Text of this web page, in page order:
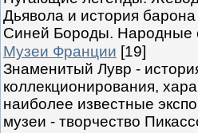
Дьявола и история
Синей Бороды. Народные
Музеи Франции [19]
Знаменитый Лувр -
коллекционирования,
наиболее известные
музеи - творчество